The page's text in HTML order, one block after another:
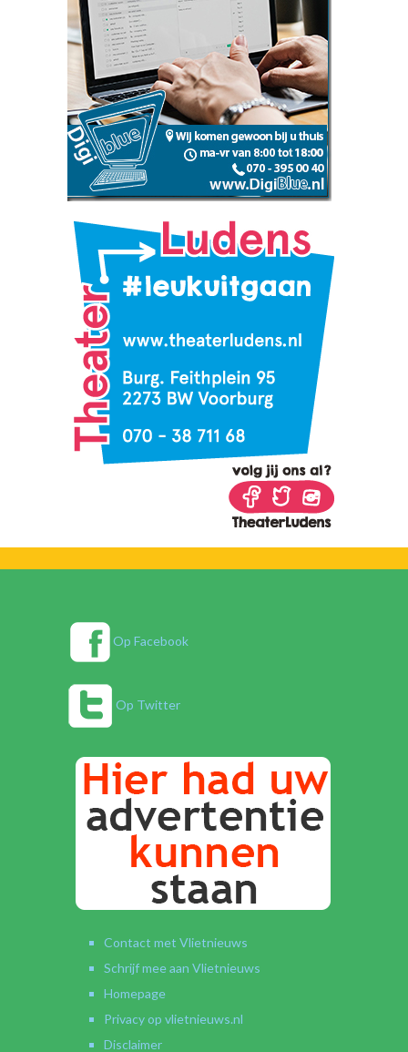
Op Facebook
Op Twitter
Contact met Vlietnieuws
Schrijf mee aan Vlietnieuws
Homepage
Privacy op vlietnieuws.nl
Disclaimer